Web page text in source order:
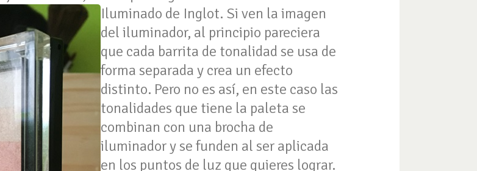
Iluminado de Inglot. Si ven la imagen
del iluminador, al principio pareciera
que cada barrita de tonalidad se usa de
forma separada y crea un efecto
distinto. Pero no es así, en este caso las
tonalidades que tiene la paleta se
combinan con una brocha de
iluminador y se funden al ser aplicada
en los puntos de luz que quieres lograr.